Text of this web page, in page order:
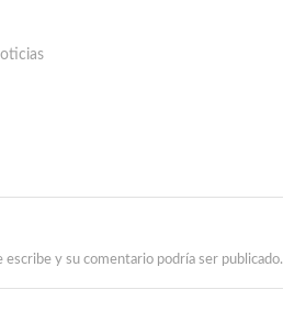
y su comentario podría ser publicado.